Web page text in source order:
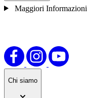
Maggiori Informazioni
Chi siamo